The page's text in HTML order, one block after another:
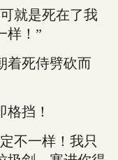
就是死在了我
样！”
死侍劈砍而
挡！
不一样！我只